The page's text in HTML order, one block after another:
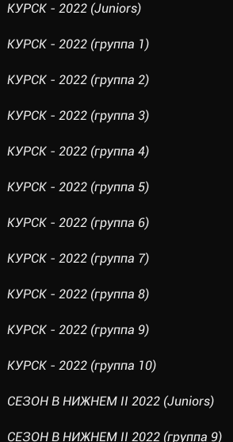
КУРСК - 2022 (Juniors)
КУРСК - 2022 (группа 1)
КУРСК - 2022 (группа 2)
КУРСК - 2022 (группа 3)
КУРСК - 2022 (группа 4)
КУРСК - 2022 (группа 5)
КУРСК - 2022 (группа 6)
КУРСК - 2022 (группа 7)
КУРСК - 2022 (группа 8)
КУРСК - 2022 (группа 9)
КУРСК - 2022 (группа 10)
СЕЗОН В НИЖНЕМ II 2022 (Juniors)
СЕЗОН В НИЖНЕМ II 2022 (группа 9)